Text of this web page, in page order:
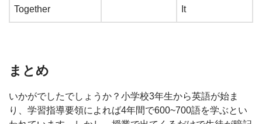
Together It
まとめ
いかがでしたでしょうか？小学校3年生から英語が始ま
り、学習指導要領によれば4年間で600~700語を学ぶとい